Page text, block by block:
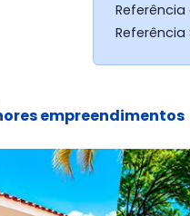
Referência
empreendimentos